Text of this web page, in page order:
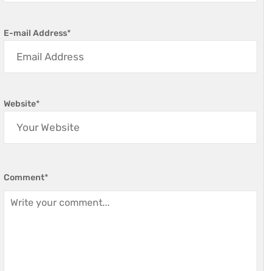
E-mail Address*
Website*
Comment*